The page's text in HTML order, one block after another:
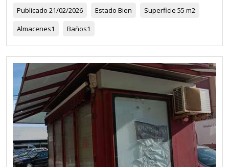
Publicado 21/02/2026 Estado Bien Superficie 55 m2
Almacenes1 Baños1